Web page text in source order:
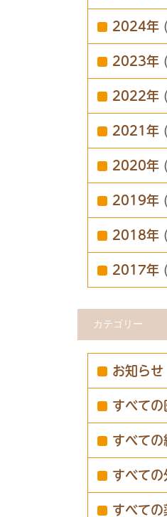
2024年
2023年
2022年
2021年
2020年
2019年
2018年
2017年
カテゴリー
お知らせ
すべての
すべての
すべての
すべての